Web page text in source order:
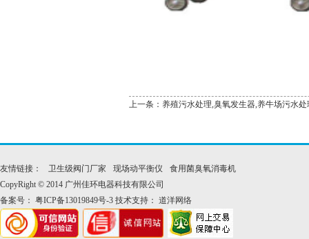
上一条： 养殖污水处理,臭氧发生器,养牛场污水
友情链接： 卫生级阀门厂家 现场动平衡仪
食用菌臭氧消毒机
CopyRight © 2014 广州佳环电器科技有限公司
备案号： 粤ICP备13019849号-3 技术支持： 道洋网络